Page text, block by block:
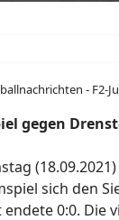
- F2-
gegen
sich den
0:0. Die